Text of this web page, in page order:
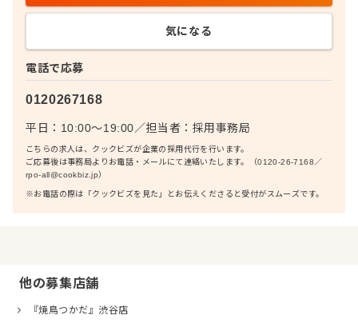
電話で応募
0120267168
平日：10:00〜19:00／担当者： 採用事務局
こちらの求人は、クックビズが企業の採用代行を行います。
ご応募後は事務局よりお電話・メールにて連絡いたします。（0120-26-7168／
rpo-all@cookbiz.jp）
※お電話の際は「クックビズを見た」とお伝えくださると受付がスムーズです。
気になる
他の募集店舗
『焼鳥つかだ』渋谷店